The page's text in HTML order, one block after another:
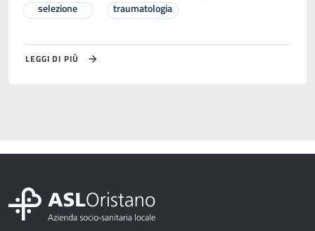
selezione
traumatologia
LEGGI DI PIÙ